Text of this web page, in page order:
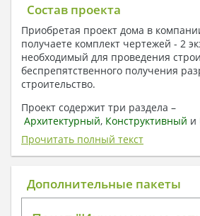
Состав проекта
Приобретая проект дома в
получаете комплект чертежей - 2
необходимый для проведения
беспрепятственного получения
строительство.
Проект содержит три раздела –
Архитектурный, Конструктивный и
отопление, вентиляция,
электроснабжение (приобретается
плату) + Пояснительная записка.
1. Архитектурный раздел:
Прочитать полный текст
Дополнительные пакеты